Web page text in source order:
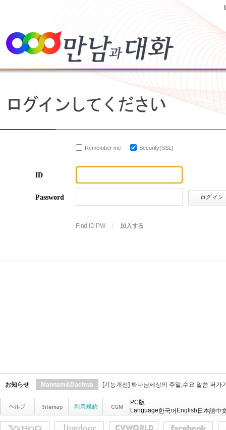
Remember me Security(SSL)
ID
Password
Find ID PW 加入する
お知らせ Mannam&Daehwa [기능개선] 하나님세상의 주일,수요 말씀 퍼가
PC版
Language한국어 English 日本語中